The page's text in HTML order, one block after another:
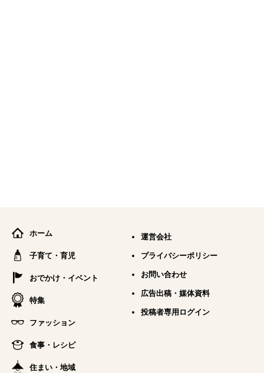
ホーム
子育て・育児
おでかけ・イベント
特集
ファッション
食事・レシピ
住まい・地域
運営会社
プライバシーポリシー
お問い合わせ
広告出稿・媒体資料
投稿者専用ログイン